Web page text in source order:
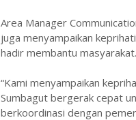
Area Manager
juga menyampaikan
hadir membantu masyarakat.
“Kami menyampaikan
Sumbagut bergerak cepat
berkoordinasi dengan